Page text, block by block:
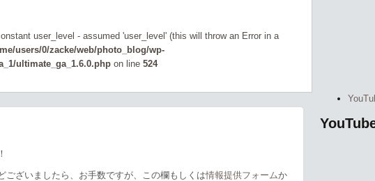
user_level - assumed 'user_level' (this will throw an Error in a
users/0/zacke/web/photo_blog/wp-
ultimate_ga_1.6.0.php on line 524
ございましたら、お手数ですが、この欄もしくは情報提供フォームか